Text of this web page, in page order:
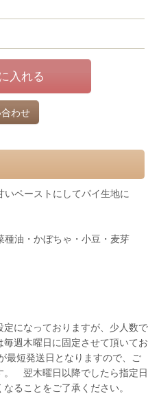
入れる
わせ
ペーストにしてパイ生地に
種油・かぼちゃ・小豆・麦芽
になっておりますが、少人数で
週木曜日に固定させて頂いてお
最短発送日となりますので、ご
。 翌木曜日以降でしたら指定日
ることをご了承ください。